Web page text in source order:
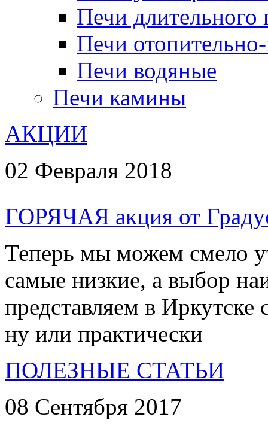
Печи длительного
Печи
Печи водяные
Печи камины
АКЦИИ
02 Февраля 2018
ГОРЯЧАЯ акция от
Теперь мы можем смело
самые низкие, а выбор
представляем в Иркутске
ну или практически
ПОЛЕЗНЫЕ СТАТЬИ
08 Сентября 2017